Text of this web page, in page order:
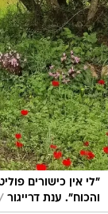
"לי אין כישורים
והכוח". ענת דרייגור